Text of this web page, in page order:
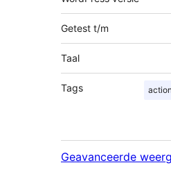
Getest t/m
Taal
Tags
Geavanceerde